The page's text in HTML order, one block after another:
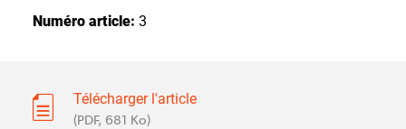
Numéro article: 3
Télécharger l'article
(PDF, 681 Ko)